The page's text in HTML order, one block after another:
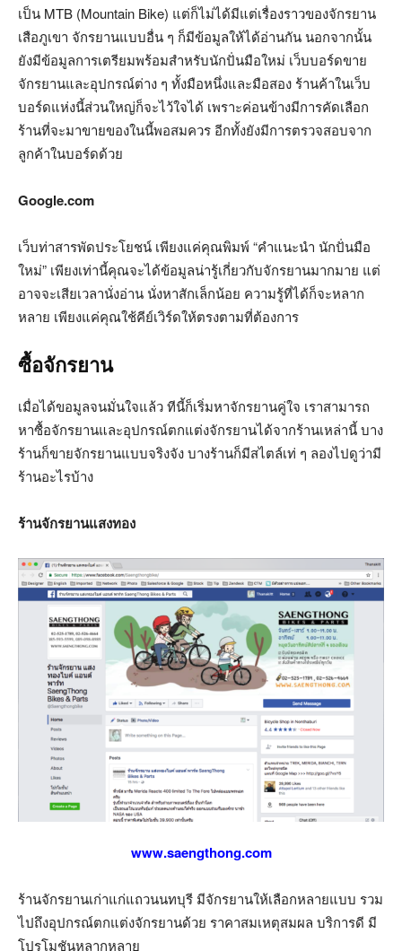
เป็น MTB (Mountain Bike) แต่ก็ไม่ได้มีแต่เรื่องราวของจักรยาน
เสือภูเขา จักรยานแบบอื่น ๆ ก็มีข้อมูลให้ได้อ่านกัน นอกจากนั้น
ยังมีข้อมูลการเตรียมพร้อมสำหรับนักปั่นมือใหม่ เว็บบอร์ดขาย
จักรยานและอุปกรณ์ต่าง ๆ ทั้งมือหนึ่งและมือสอง ร้านค้าในเว็บ
บอร์ดแห่งนี้ส่วนใหญ่ก็จะไว้ใจได้ เพราะค่อนข้างมีการคัดเลือก
ร้านที่จะมาขายของในนี้พอสมควร อีกทั้งยังมีการตรวจสอบจาก
ลูกค้าในบอร์ดด้วย
Google.com
เว็บท่าสารพัดประโยชน์ เพียงแค่คุณพิมพ์ “คำแนะนำ นักปั่นมือ
ใหม่” เพียงเท่านี้คุณจะได้ข้อมูลน่ารู้เกี่ยวกับจักรยานมากมาย แต่
อาจจะเสียเวลานั่งอ่าน นั่งหาสักเล็กน้อย ความรู้ที่ได้ก็จะหลาก
หลาย เพียงแค่คุณใช้คีย์เวิร์ดให้ตรงตามที่ต้องการ
ซื้อจักรยาน
เมื่อได้ขอมูลจนมั่นใจแล้ว ทีนี้ก็เริ่มหาจักรยานคู่ใจ เราสามารถ
หาซื้อจักรยานและอุปกรณ์ตกแต่งจักรยานได้จากร้านเหล่านี้ บาง
ร้านก็ขายจักรยานแบบจริงจัง บางร้านก็มีสไตล์เท่ ๆ ลองไปดูว่ามี
ร้านอะไรบ้าง
ร้านจักรยานแสงทอง
www.saengthong.com
ร้านจักรยานเก่าแก่แถวนนทบุรี มีจักรยานให้เลือกหลายแบบ รวม
ไปถึงอุปกรณ์ตกแต่งจักรยานด้วย ราคาสมเหตุสมผล บริการดี มี
โปรโมชันหลากหลาย